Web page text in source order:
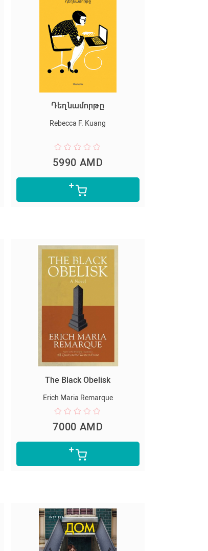
Դեղնամորթը
Rebecca F. Kuang
5990 AMD
The Black Obelisk
Erich Maria Remarque
7000 AMD